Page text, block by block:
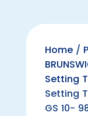
Home/
Setting
Setting
GS 10-